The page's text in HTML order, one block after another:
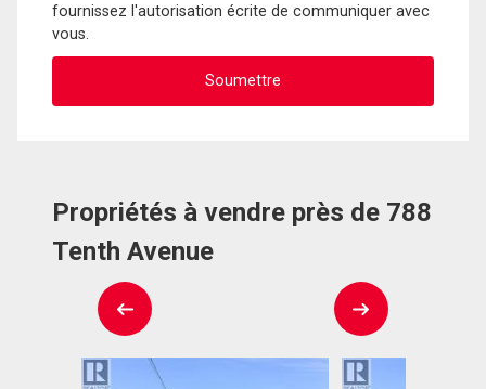
fournissez l'autorisation écrite de communiquer avec
vous.
Propriétés à vendre près de 788
Tenth Avenue